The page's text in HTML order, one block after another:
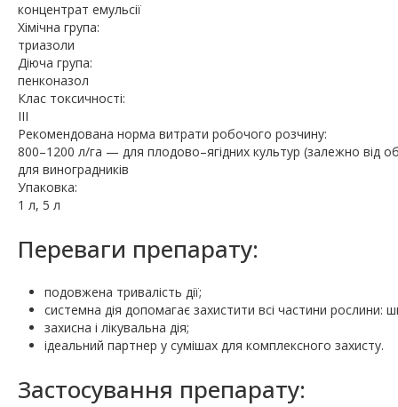
концентрат емульсії
Хімічна група:
триазоли
Діюча група:
пенконазол
Клас токсичності:
III
Рекомендована норма витрати робочого розчину:
800–1200 л/га — для плодово–ягідних культур (залежно від
для виноградників
Упаковка:
1 л, 5 л
Переваги препарату:
подовжена тривалість дії;
системна дія допомагає захистити всі частини
захисна і лікувальна дія;
ідеальний партнер у сумішах для комплексного захисту.
Застосування препарату: